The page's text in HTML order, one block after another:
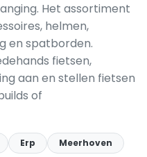
Het assortiment
helmen,
en spatborden.
fietsen,
aan en stellen fietsen
of
Erp
Meerhoven